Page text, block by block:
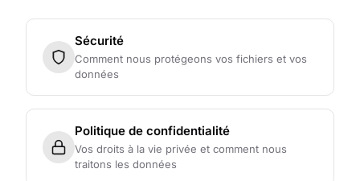
Sécurité
Comment nous protégeons vos fichiers et vos
données
Politique de confidentialité
Vos droits à la vie privée et comment nous
traitons les données